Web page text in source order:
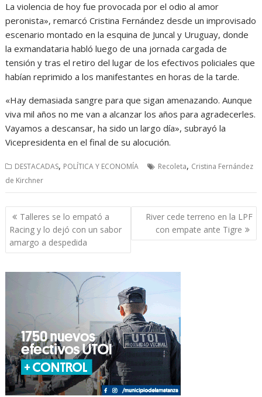
La violencia de hoy fue provocada por el odio al amor
peronista», remarcó Cristina Fernández desde un improvisado
escenario montado en la esquina de Juncal y Uruguay, donde
la exmandataria habló luego de una jornada cargada de
tensión y tras el retiro del lugar de los efectivos policiales que
habían reprimido a los manifestantes en horas de la tarde.
«Hay demasiada sangre para que sigan amenazando. Aunque
viva mil años no me van a alcanzar los años para agradecerles.
Vayamos a descansar, ha sido un largo día», subrayó la
Vicepresidenta en el final de su alocución.
DESTACADAS, POLÍTICA Y ECONOMÍA Recoleta, Cristina Fernández
de Kirchner
Navegación
de
entradas
Talleres se lo empató a
Racing y lo dejó con un sabor
amargo a despedida
River cede terreno en la LPF
con empate ante Tigre